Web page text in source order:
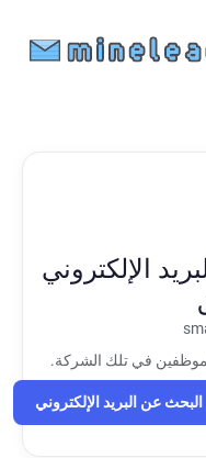
الإلكتروني
في تلك الشركة.
البحث عن البريد الإلكتروني